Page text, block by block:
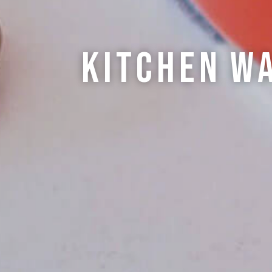
Kitchen